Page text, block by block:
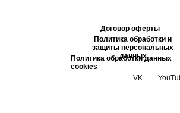
Договор оферты
Политика обработки и
защиты персональных
данных
Политика обработки данных
cookies
VK